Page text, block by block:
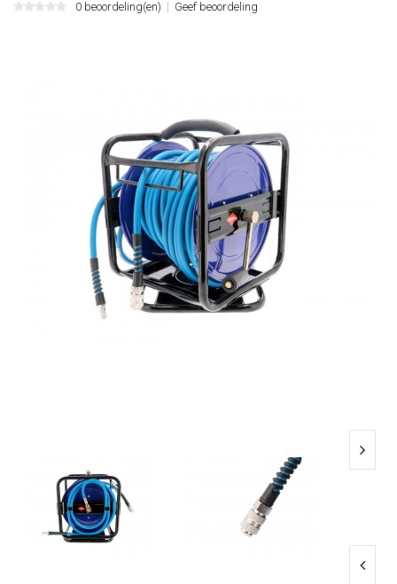
0 beoordeling(en) Geef beoordeling